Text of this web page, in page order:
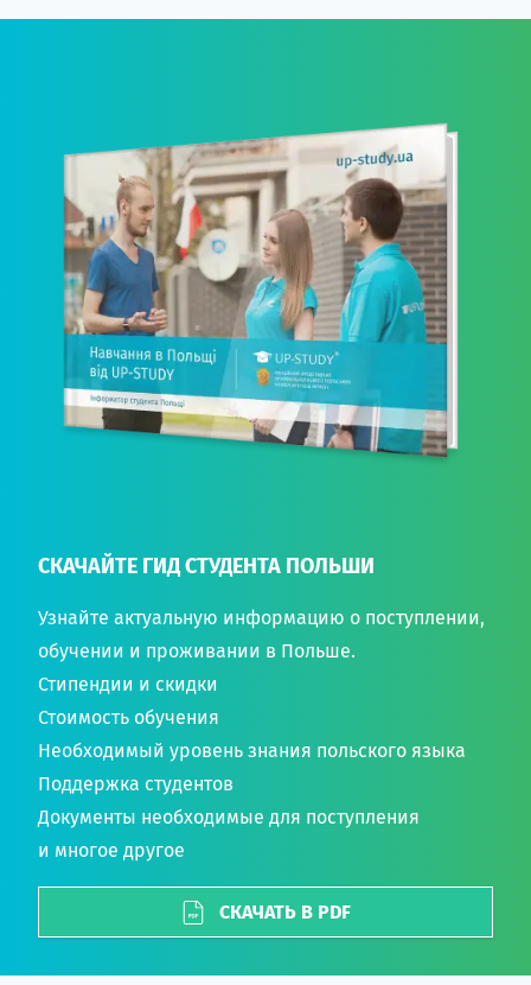
СКАЧАЙТЕ ГИД СТУДЕНТА ПОЛЬШИ
Узнайте актуальную информацию о поступлении,
обучении и проживании в Польше.
Стипендии и скидки
Стоимость обучения
Необходимый уровень знания польского языка
Поддержка студентов
Документы необходимые для поступления
и многое другое
СКАЧАТЬ В PDF